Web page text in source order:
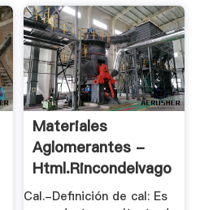
Materiales
Aglomerantes -
Html.rincondelvago
Cal.-Definición de cal: Es